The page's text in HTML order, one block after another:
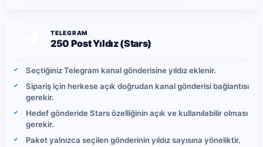
TELEGRAM
250 Post Yıldız (Stars)
Seçtiğiniz Telegram kanal gönderisine yıldız eklenir.
Sipariş için herkese açık doğrudan kanal gönderisi bağlantısı
gerekir.
Hedef gönderide Stars özelliğinin açık ve kullanılabilir olması
gerekir.
Paket yalnızca seçilen gönderinin yıldız sayısına yöneliktir.